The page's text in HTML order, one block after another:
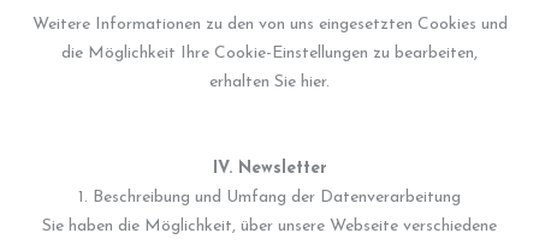
Weitere Informationen zu den von uns eingesetzten Cookies und
die Möglichkeit Ihre Cookie-Einstellungen zu bearbeiten,
erhalten Sie hier.
IV. Newsletter
1. Beschreibung und Umfang der Datenverarbeitung
Sie haben die Möglichkeit, über unsere Webseite verschiedene